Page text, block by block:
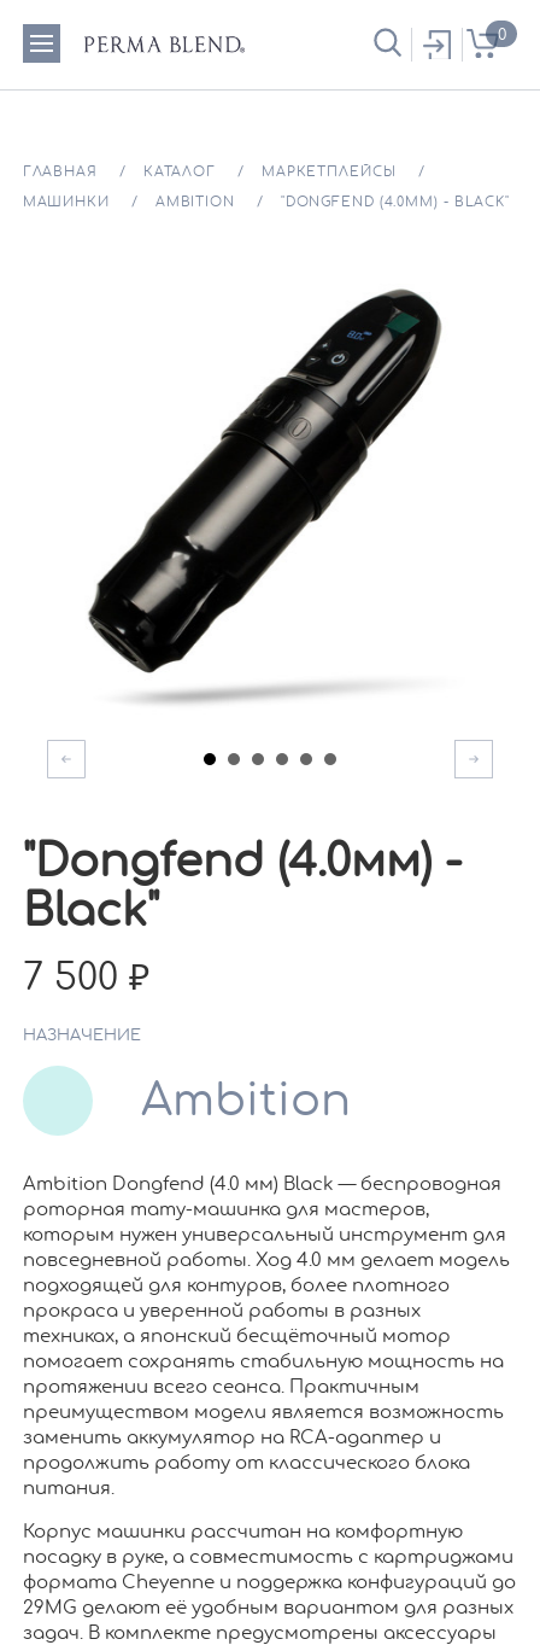
0
ГЛАВНАЯ КАТАЛОГ МАРКЕТПЛЕЙСЫ
МАШИНКИ AMBITION "DONGFEND (4.0ММ) - BLACK"
"Dongfend (4.0мм) -
Black"
7 500
НАЗНАЧЕНИЕ
Ambition
Ambition Dongfend (4.0 мм) Black — беспроводная
роторная тату-машинка для мастеров,
которым нужен универсальный инструмент для
повседневной работы. Ход 4.0 мм делает модель
подходящей для контуров, более плотного
прокраса и уверенной работы в разных
техниках, а японский бесщёточный мотор
помогает сохранять стабильную мощность на
протяжении всего сеанса. Практичным
преимуществом модели является возможность
заменить аккумулятор на RCA-адаптер и
продолжить работу от классического блока
питания.
Корпус машинки рассчитан на комфортную
посадку в руке, а совместимость с картриджами
формата Cheyenne и поддержка конфигураций до
29MG делают её удобным вариантом для разных
задач. В комплекте предусмотрены аксессуары